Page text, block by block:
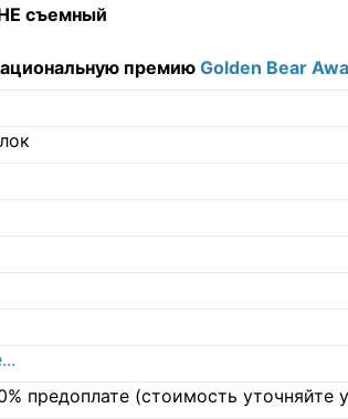
съемный
премию Golden Bear
предоплате (стоимость уточняйте